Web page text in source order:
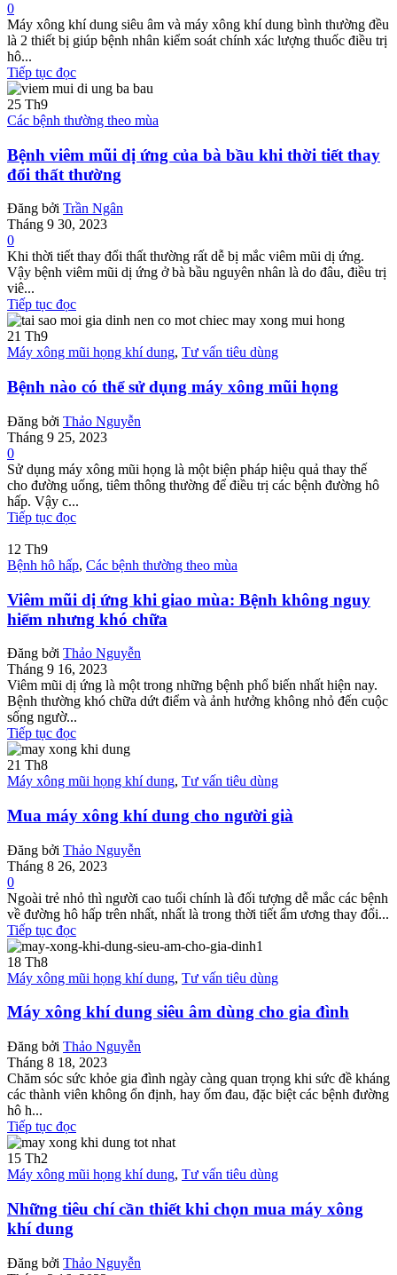
0
Máy xông khí dung siêu âm và máy xông khí dung bình thường đều
là 2 thiết bị giúp bệnh nhân kiểm soát chính xác lượng thuốc điều trị
hô...
Tiếp tục đọc
25 Th9
Các bệnh thường theo mùa
Bệnh viêm mũi dị ứng của bà bầu khi thời tiết thay
đổi thất thường
Đăng bởi Trần Ngân
Tháng 9 30, 2023
0
Khi thời tiết thay đổi thất thường rất dễ bị mắc viêm mũi dị ứng.
Vậy bệnh viêm mũi dị ứng ở bà bầu nguyên nhân là do đâu, điều trị
viê...
Tiếp tục đọc
21 Th9
Máy xông mũi họng khí dung, Tư vấn tiêu dùng
Bệnh nào có thể sử dụng máy xông mũi họng
Đăng bởi Thảo Nguyễn
Tháng 9 25, 2023
0
Sử dụng máy xông mũi họng là một biện pháp hiệu quả thay thế
cho đường uống, tiêm thông thường để điều trị các bệnh đường hô
hấp. Vậy c...
Tiếp tục đọc
12 Th9
Bệnh hô hấp, Các bệnh thường theo mùa
Viêm mũi dị ứng khi giao mùa: Bệnh không nguy
hiểm nhưng khó chữa
Đăng bởi Thảo Nguyễn
Tháng 9 16, 2023
Viêm mũi dị ứng là một trong những bệnh phổ biến nhất hiện nay.
Bệnh thường khó chữa dứt điểm và ảnh hưởng không nhỏ đến cuộc
sống ngườ...
Tiếp tục đọc
21 Th8
Máy xông mũi họng khí dung, Tư vấn tiêu dùng
Mua máy xông khí dung cho người già
Đăng bởi Thảo Nguyễn
Tháng 8 26, 2023
0
Ngoài trẻ nhỏ thì người cao tuổi chính là đối tượng dễ mắc các bệnh
về đường hô hấp trên nhất, nhất là trong thời tiết ẩm ương thay đổi...
Tiếp tục đọc
18 Th8
Máy xông mũi họng khí dung, Tư vấn tiêu dùng
Máy xông khí dung siêu âm dùng cho gia đình
Đăng bởi Thảo Nguyễn
Tháng 8 18, 2023
Chăm sóc sức khỏe gia đình ngày càng quan trọng khi sức đề kháng
các thành viên không ổn định, hay ốm đau, đặc biệt các bệnh đường
hô h...
Tiếp tục đọc
15 Th2
Máy xông mũi họng khí dung, Tư vấn tiêu dùng
Những tiêu chí cần thiết khi chọn mua máy xông
khí dung
Đăng bởi Thảo Nguyễn